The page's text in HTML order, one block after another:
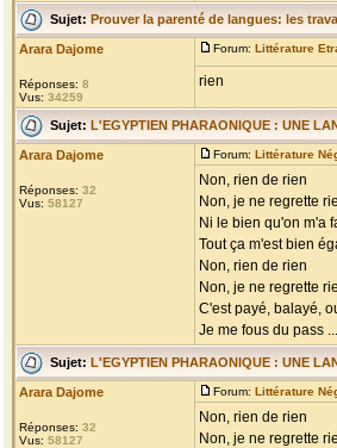
Sujet: Prouver la parenté de langues: les
Arara Dajome
Réponses: 8
Vus: 34259
Forum: Littérature
rien
Sujet: L'EGYPTIEN PHARAONIQUE : UNE
Arara Dajome
Réponses: 32
Vus: 58127
Forum: Littérature
Non, rien de rien
Non, je ne regrette
Ni le bien qu'on m'a
Tout ça m'est bien
Non, rien de rien
Non, je ne regrette
C'est payé, balayé,
Je me fous du pass ...
Sujet: L'EGYPTIEN PHARAONIQUE : UNE
Arara Dajome
Réponses: 32
Vus: 58127
Forum: Littérature
Non, rien de rien
Non, je ne regrette